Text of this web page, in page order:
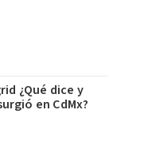
¿Qué dice y
en CdMx?